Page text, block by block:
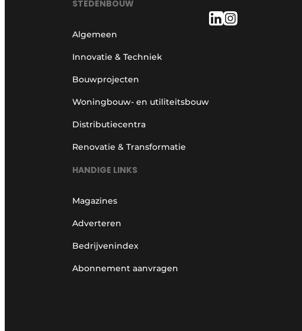
STEDENBOUW
Algemeen
Innovatie & Techniek
Bouwprojecten
Woningbouw- en utiliteitsbouw
Distributiecentra
Renovatie & Transformatie
HANDIGE LINKS
Magazines
Adverteren
Bedrijvenindex
Abonnement aanvragen